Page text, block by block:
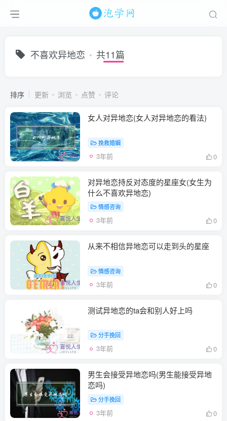
不喜欢异地恋 共11篇
排序 更新 浏览 点赞 评论
女人对异地恋(女人对异地恋的看法)
挽救婚姻
3年前 0
对异地恋持反对态度的星座女(女生为
什么不喜欢异地恋)
情感咨询
3年前 0
从来不相信异地恋可以走到头的星座
情感咨询
3年前 0
测试异地恋的ta会和别人好上吗
分手挽回
3年前 0
男生会接受异地恋吗(男生能接受异地
恋吗)
分手挽回
3年前 0